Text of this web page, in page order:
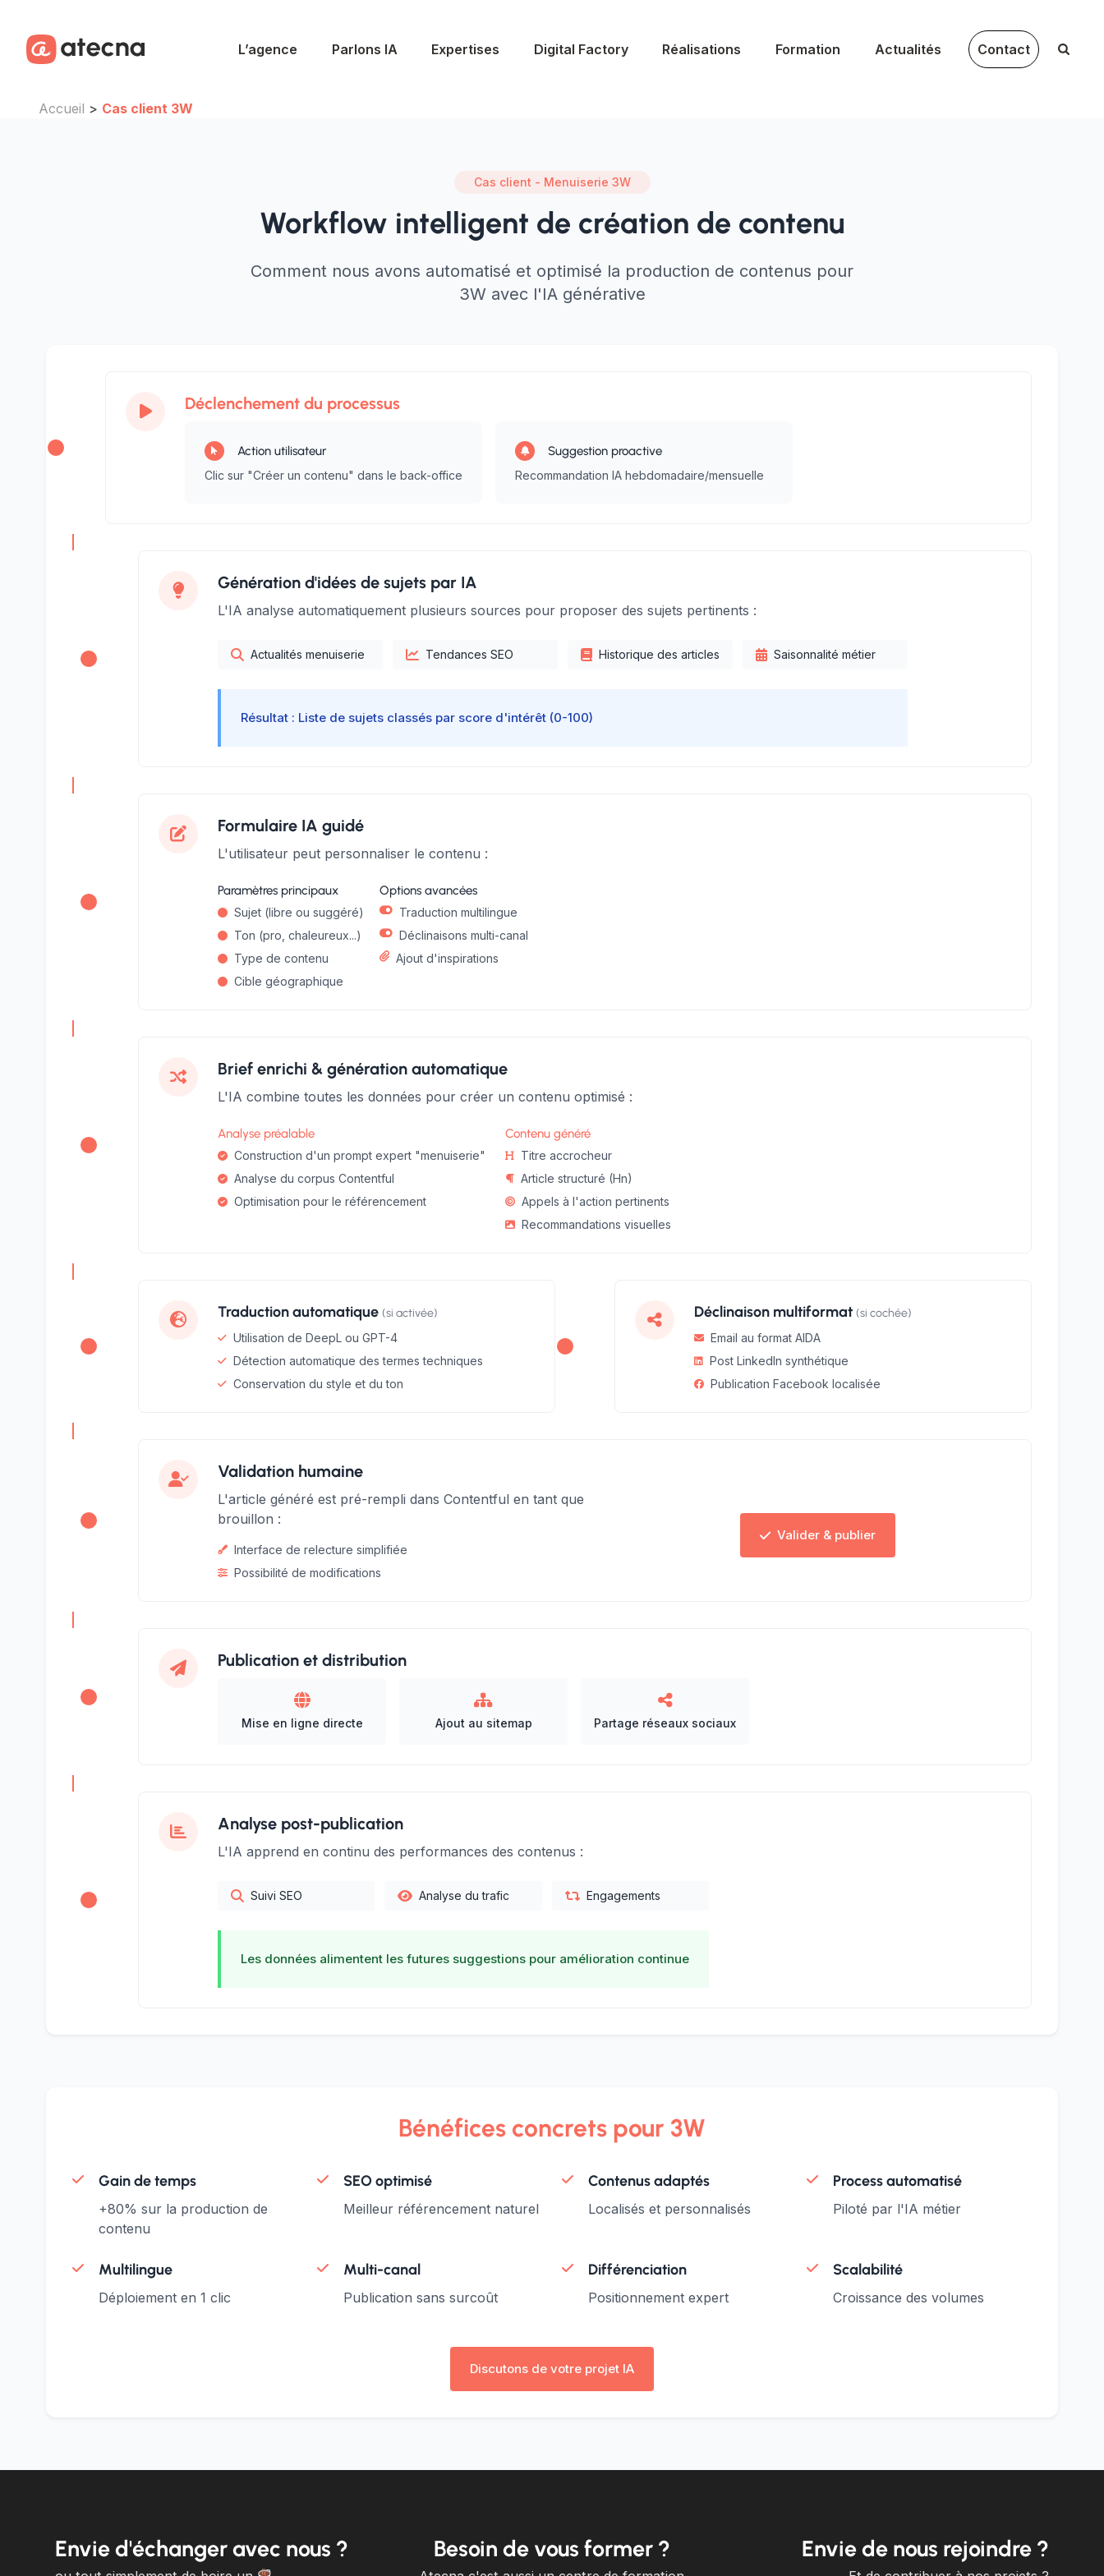
L’agence Parlons IA Expertises Digital Factory Réalisations Formation Actualités Contact
Accueil > Cas client 3W
Cas client - Menuiserie 3W
Workflow intelligent de création de contenu
Comment nous avons automatisé et optimisé la production de contenus pour
3W avec l'IA générative
Déclenchement du processus
Action utilisateur
Clic sur "Créer un contenu" dans le back-office
Suggestion proactive
Recommandation IA hebdomadaire/mensuelle
Génération d'idées de sujets par IA
L'IA analyse automatiquement plusieurs sources pour proposer des sujets pertinents :
Actualités menuiserie Tendances SEO Historique des articles Saisonnalité métier
Résultat : Liste de sujets classés par score d'intérêt (0-100)
Formulaire IA guidé
L'utilisateur peut personnaliser le contenu :
Paramètres principaux
Sujet (libre ou suggéré)
Ton (pro, chaleureux...)
Type de contenu
Cible géographique
Options avancées
Traduction multilingue
Déclinaisons multi-canal
Ajout d'inspirations
Brief enrichi & génération automatique
L'IA combine toutes les données pour créer un contenu optimisé :
Analyse préalable
Construction d'un prompt expert "menuiserie"
Analyse du corpus Contentful
Optimisation pour le référencement
Contenu généré
Titre accrocheur
Article structuré (Hn)
Appels à l'action pertinents
Recommandations visuelles
Traduction automatique (si activée)
Utilisation de DeepL ou GPT-4
Détection automatique des termes techniques
Conservation du style et du ton
Déclinaison multiformat (si cochée)
Email au format AIDA
Post LinkedIn synthétique
Publication Facebook localisée
Validation humaine
L'article généré est pré-rempli dans Contentful en tant que
brouillon :
Interface de relecture simplifiée
Possibilité de modifications
Valider & publier
Publication et distribution
Mise en ligne directe Ajout au sitemap Partage réseaux sociaux
Analyse post-publication
L'IA apprend en continu des performances des contenus :
Suivi SEO Analyse du trafic Engagements
Les données alimentent les futures suggestions pour amélioration continue
Bénéfices concrets pour 3W
Gain de temps
+80% sur la production de
contenu
SEO optimisé
Meilleur référencement naturel
Contenus adaptés
Localisés et personnalisés
Process automatisé
Piloté par l'IA métier
Multilingue
Déploiement en 1 clic
Multi-canal
Publication sans surcoût
Différenciation
Positionnement expert
Scalabilité
Croissance des volumes
Discutons de votre projet IA
Envie d'échanger avec nous ? Besoin de vous former ? Envie de nous rejoindre ?